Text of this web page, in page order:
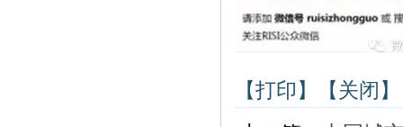
【打印】
【关闭】